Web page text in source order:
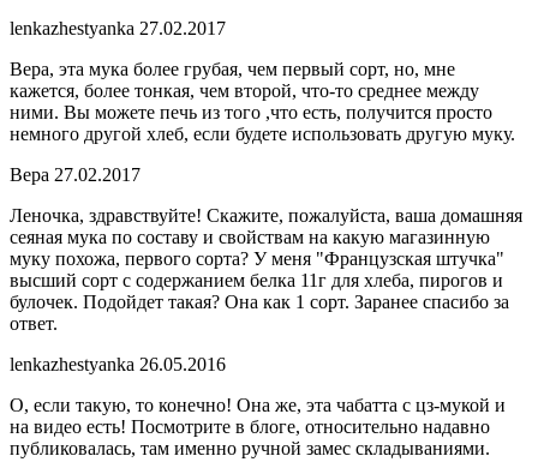
lenkazhestyanka 27.02.2017
Вера, эта мука более грубая, чем первый сорт, но, мне
кажется, более тонкая, чем второй, что-то среднее между
ними. Вы можете печь из того ,что есть, получится просто
немного другой хлеб, если будете использовать другую муку.
Вера 27.02.2017
Леночка, здравствуйте! Скажите, пожалуйста, ваша домашняя
сеяная мука по составу и свойствам на какую магазинную
муку похожа, первого сорта? У меня "Французская штучка"
высший сорт с содержанием белка 11г для хлеба, пирогов и
булочек. Подойдет такая? Она как 1 сорт. Заранее спасибо за
ответ.
lenkazhestyanka 26.05.2016
О, если такую, то конечно! Она же, эта чабатта с цз-мукой и
на видео есть! Посмотрите в блоге, относительно надавно
публиковалась, там именно ручной замес складываниями.